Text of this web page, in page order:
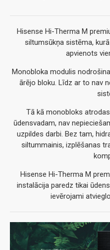
Hisense Hi-Therma M
siltumsūkņa sistēma,
apvienots
Monobloka modulis
ārējo bloku. Līdz ar to nav
Tā kā monobloks
ūdensvadam, nav
uzpildes darbi. Bez tam,
siltummainis, izplēšanas
Hisense Hi-Therma M
instalācija paredz tikai
ievērojami